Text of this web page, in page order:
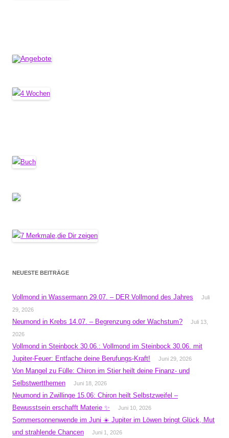
NEUESTE BEITRÄGE
Vollmond in Wassermann 29.07. – DER Vollmond des Jahres
Juli
29, 2026
Neumond in Krebs 14.07. – Begrenzung oder Wachstum?
Juli 13,
2026
Vollmond in Steinbock 30.06.: Vollmond im Steinbock 30.06. mit
Jupiter-Feuer: Entfache deine Berufungs-Kraft!
Juni 29, 2026
Von Mangel zu Fülle: Chiron im Stier heilt deine Finanz- und
Selbstwertthemen
Juni 18, 2026
Neumond in Zwillinge 15.06: Chiron heilt Selbstzweifel –
Bewusstsein erschafft Materie ✨
Juni 10, 2026
Sommersonnenwende im Juni ☀️ Jupiter im Löwen bringt Glück, Mut
und strahlende Chancen
Juni 1, 2026